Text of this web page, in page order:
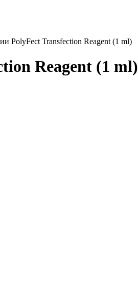
PolyFect Transfection Reagent (1 ml)
Reagent (1 ml)